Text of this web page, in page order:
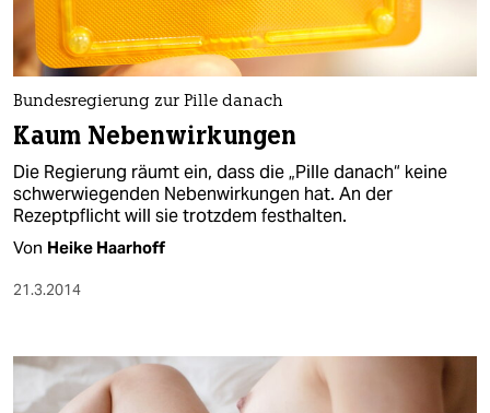
kultur
sport
berlin
wahrheit
verlag
verlag
shop
Bundesregierung zur Pille danach
Kaum Nebenwirkungen
Die Regierung räumt ein, dass die „Pille danach“ keine
schwerwiegenden Nebenwirkungen hat. An der
Rezeptpflicht will sie trotzdem festhalten.
Von Heike Haarhoff
21.3.2014